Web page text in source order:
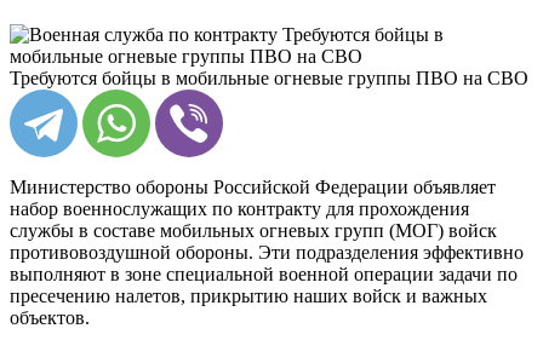
Требуются бойцы в мобильные огневые группы ПВО на СВО
Министерство обороны Российской Федерации объявляет
набор военнослужащих по контракту для прохождения
службы в составе мобильных огневых групп (МОГ) войск
противовоздушной обороны. Эти подразделения эффективно
выполняют в зоне специальной военной операции задачи по
пресечению налетов, прикрытию наших войск и важных
объектов.